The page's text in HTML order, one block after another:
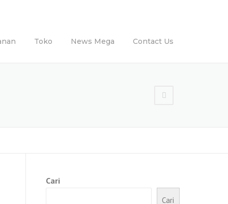
Toko News Mega Contact Us
Cari
Cari